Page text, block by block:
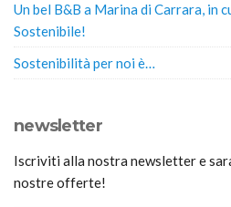
Un bel B&B a Marina di Carrara, in
Sostenibile!
Sostenibilità per noi è…
newsletter
Iscriviti alla nostra newsletter e
nostre offerte!